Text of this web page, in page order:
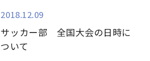
2018.12.09
サッカー部 全国大会の日時に
ついて